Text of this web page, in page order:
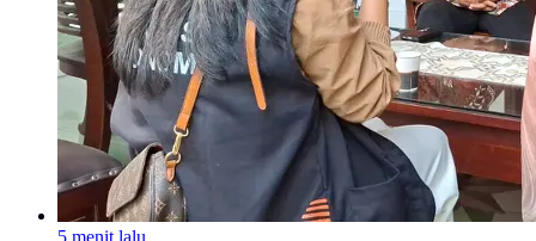
5 menit lalu